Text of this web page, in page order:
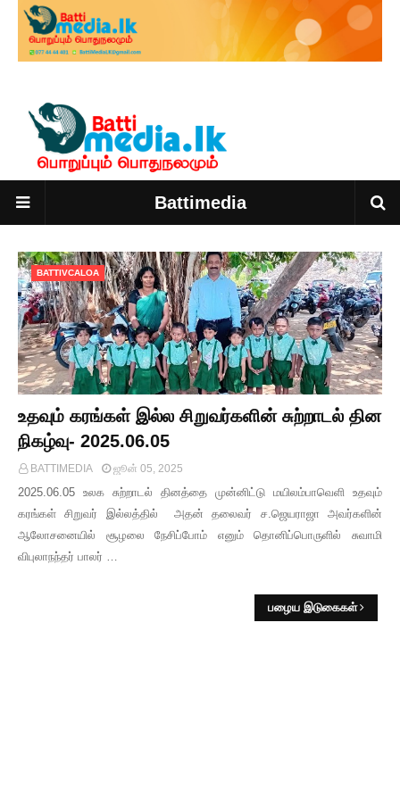
Battimedia
BATTIVCALOA
உதவும் கரங்கள் இல்ல சிறுவர்களின் சுற்றாடல் தின
நிகழ்வு- 2025.06.05
BATTIMEDIA ஜூன் 05, 2025
2025.06.05 உலக சுற்றாடல் தினத்தை முன்னிட்டு மயிலம்பாவெளி உதவும்
கரங்கள் சிறுவர் இல்லத்தில் அதன் தலைவர் ச.ஜெயராஜா அவர்களின்
ஆலோசனையில் சூழலை நேசிப்போம் எனும் தொனிப்பொருளில் சுவாமி
விபுலாநந்தர் பாலர் …
பழைய இடுகைகள்